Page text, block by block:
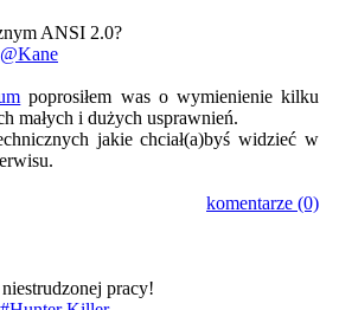
ANSI 2.0?
@Kane
poprosiłem was o wymienienie kilku
małych i dużych usprawnień.
jakie chciał(a)byś widzieć w
komentarze (0)
pracy!